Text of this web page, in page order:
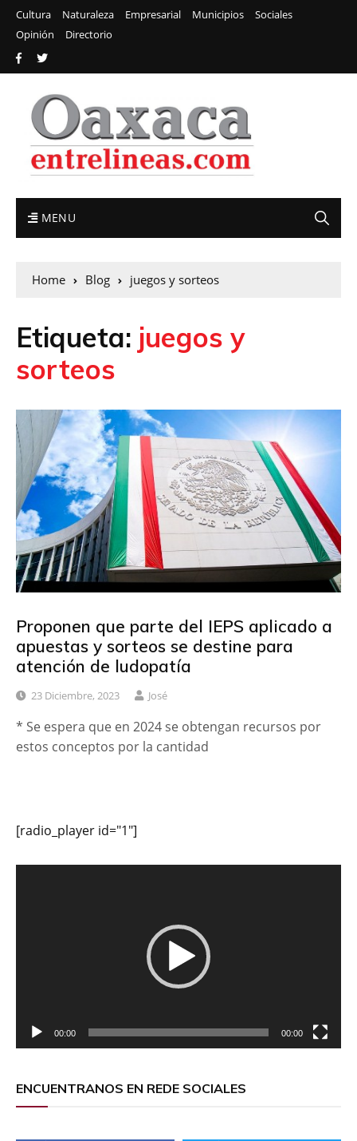
Cultura Naturaleza Empresarial Municipios
Sociales
Opinión
Directorio
MENU
Home Blog juegos y sorteos
Etiqueta: juegos y
sorteos
Proponen que parte del IEPS aplicado a
apuestas y sorteos se destine para
atención de ludopatía
23 Diciembre, 2023 José
* Se espera que en 2024 se obtengan recursos por
estos conceptos por la cantidad
[radio_player id="1"]
00:00 00:00
ENCUENTRANOS EN REDE SOCIALES